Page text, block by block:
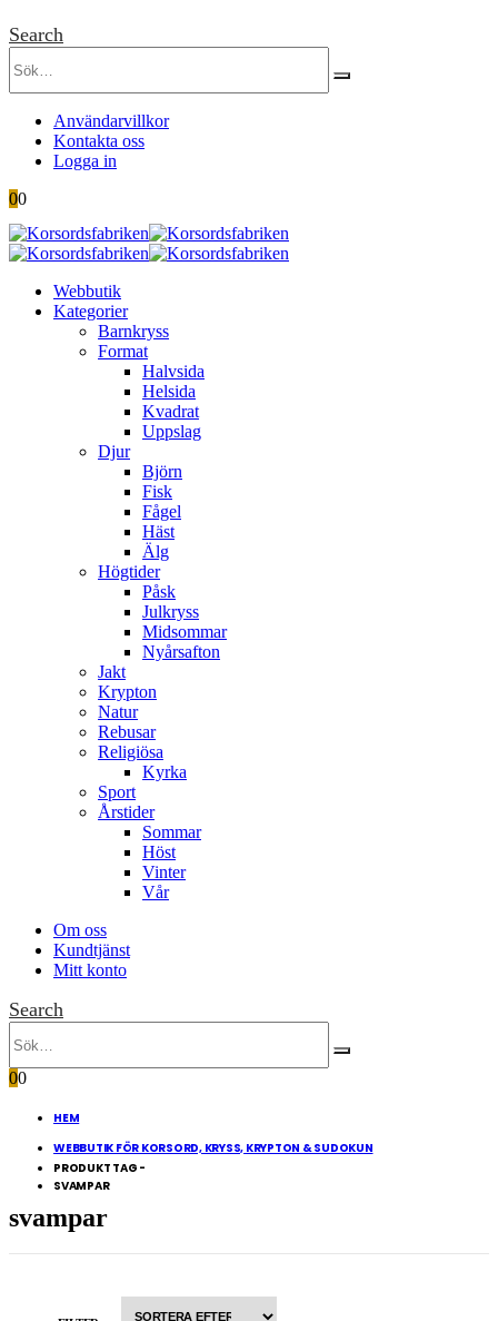
Search
Användarvillkor
Kontakta oss
Logga in
00
Webbutik
Kategorier
Barnkryss
Format
Halvsida
Helsida
Kvadrat
Uppslag
Djur
Björn
Fisk
Fågel
Häst
Älg
Högtider
Påsk
Julkryss
Midsommar
Nyårsafton
Jakt
Krypton
Natur
Rebusar
Religiösa
Kyrka
Sport
Årstider
Sommar
Höst
Vinter
Vår
Om oss
Kundtjänst
Mitt konto
Search
00
HEM
WEBBUTIK FÖR KORSORD, KRYSS, KRYPTON & SUDOKUN
PRODUKT TAG -
SVAMPAR
svampar